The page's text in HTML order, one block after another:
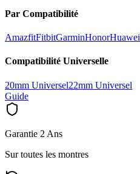
Par Compatibilité
AmazfitFitbitGarminHonorHuawei
Compatibilité Universelle
20mm Universel22mm Universel
Guide
Garantie 2 Ans
Sur toutes les montres